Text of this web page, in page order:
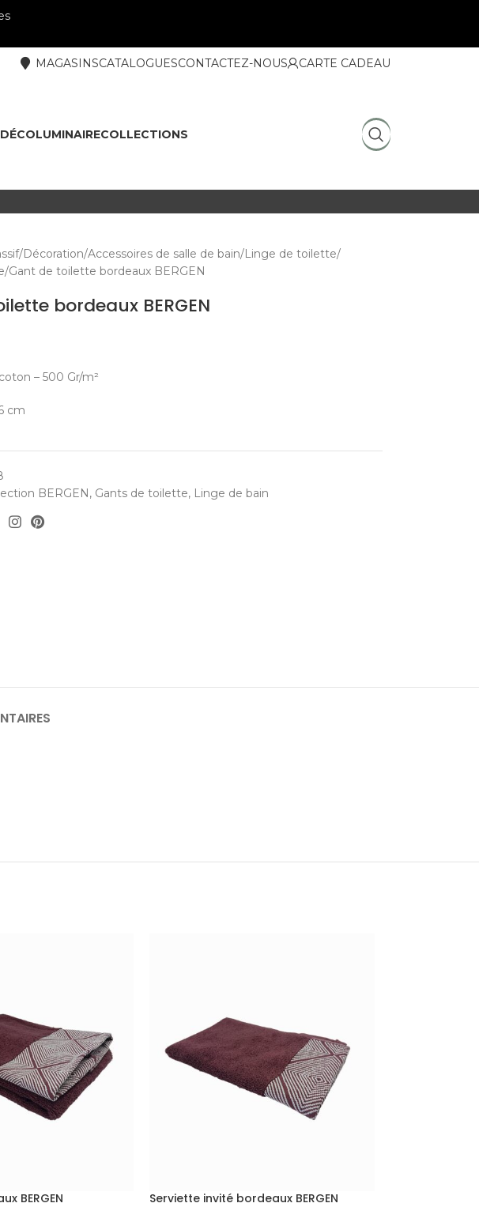
MAGASINSCATALOGUESCONTACTEZ-NOUS CARTE CADEAU
DÉCOLUMINAIRECOLLECTIONS
Décoration Accessoires de salle de bain Linge de toilette
Gant de toilette bordeaux BERGEN
bordeaux BERGEN
– 500 Gr/m²
cm
BERGEN, Gants de toilette, Linge de bain
BERGEN Serviette invité bordeaux BERGEN